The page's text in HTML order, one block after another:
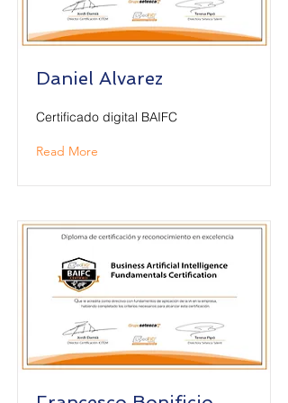
Daniel Alvarez
Certificado digital BAIFC
Read More